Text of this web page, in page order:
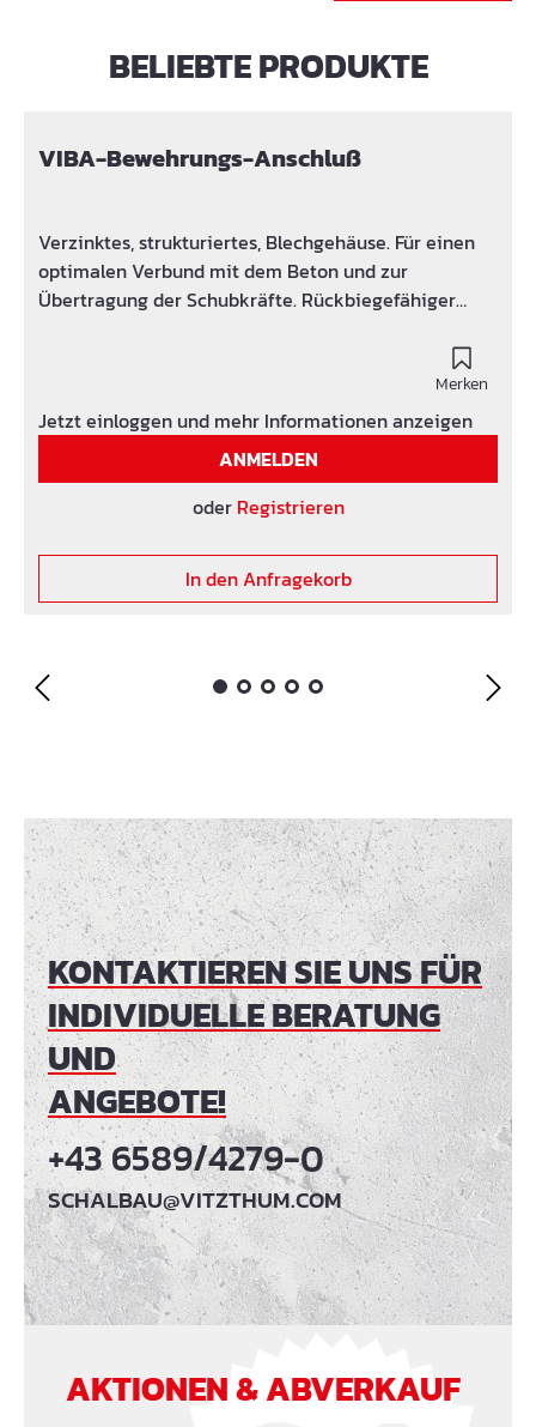
Produktgalerie überspringen
BELIEBTE PRODUKTE
VIBA-Bewehrungs-Anschluß
Verzinktes, strukturiertes, Blechgehäuse. Für einen
optimalen Verbund mit dem Beton und zur
Übertragung der Schubkräfte. Rückbiegefähiger
(BST 500 auf Anfrage lieferbar.) Bei Sondertypen
einfach das angehängte Datenblatt ausdrucken,
ausfüllen und an uns per Email oder Fax senden.
Merken
Jetzt einloggen und mehr Informationen anzeigen
ANMELDEN
oder Registrieren
In den Anfragekorb
KONTAKTIEREN SIE UNS FÜR
INDIVIDUELLE BERATUNG
UND
ANGEBOTE!
+43 6589/4279-0
SCHALBAU@VITZTHUM.COM
AKTIONEN & ABVERKAUF